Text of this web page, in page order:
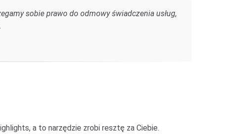
sobie prawo do odmowy świadczenia usług,
a to narzędzie zrobi resztę za Ciebie.